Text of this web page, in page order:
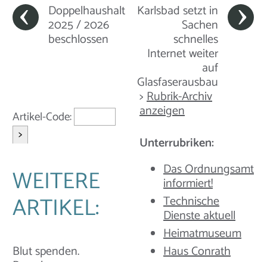
Doppelhaushalt
2025 / 2026
beschlossen
Karlsbad setzt in
Sachen
schnelles
Internet weiter
auf
Glasfaserausbau
Artikel-Code:
>
WEITERE
ARTIKEL:
Blut spenden.
>Rubrik-Archiv
anzeigen
Unterrubriken:
Das Ordnungsamt
informiert!
Technische
Dienste aktuell
Heimatmuseum
Haus Conrath